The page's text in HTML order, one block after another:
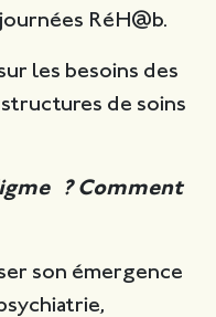
RéH@b.
les besoins des
de soins
? Comment
son émergence